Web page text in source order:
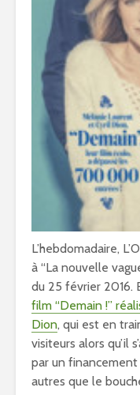
L’hebdomadaire,
à “La nouvelle
du 25 février 2016.
film “Demain !”
Dion, qui est en
visiteurs alors qu’il
par un
autres que le